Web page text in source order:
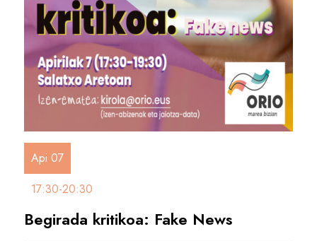
Api 07
17:30-20:30
Begirada kritikoa: Fake News